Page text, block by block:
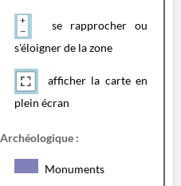
se rapprocher ou
s'éloigner de la zone
afficher la carte en
plein écran
:
Monuments